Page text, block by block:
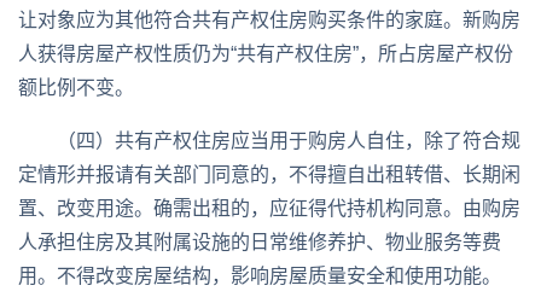
让对象应为其他符合共有产权住房购买条件的家庭。新购房
人获得房屋产权性质仍为“共有产权住房”，所占房屋产权份
额比例不变。
（四）共有产权住房应当用于购房人自住，除了符合规
定情形并报请有关部门同意的，不得擅自出租转借、长期闲
置、改变用途。确需出租的，应征得代持机构同意。由购房
人承担住房及其附属设施的日常维修养护、物业服务等费
用。不得改变房屋结构，影响房屋质量安全和使用功能。